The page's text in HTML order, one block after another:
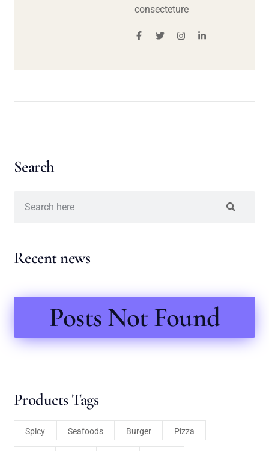
consecteture
Search
Recent news
Posts Not Found
Products Tags
Spicy Seafoods Burger Pizza